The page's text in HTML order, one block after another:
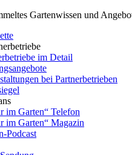
Gartenwissen und
im Detail
bei Partnerbetrieben
im Garten“ Telefon
im Garten“ Magazin
Podcast